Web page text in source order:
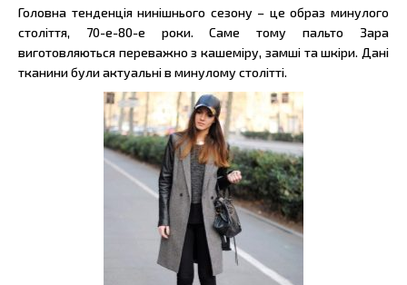
Головна тенденція нинішнього сезону – це образ минулого
століття, 70-е-80-е роки. Саме тому пальто Зара
виготовляються переважно з кашеміру, замші та шкіри. Дані
тканини були актуальні в минулому столітті.